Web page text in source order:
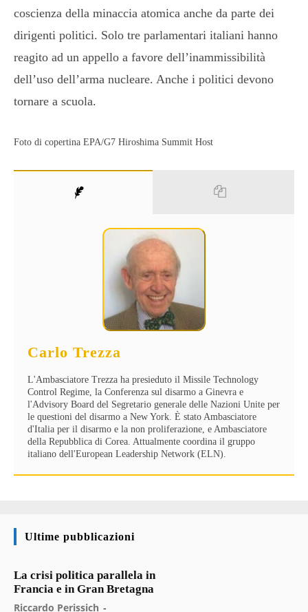
coscienza della minaccia atomica anche da parte dei
dirigenti politici. Solo tre parlamentari italiani hanno
reagito ad un appello a favore dell’inammissibilità
dell’uso dell’arma nucleare. Anche i politici devono
tornare a scuola.
Foto di copertina EPA/G7 Hiroshima Summit Host
Carlo Trezza
L'Ambasciatore Trezza ha presieduto il Missile Technology
Control Regime, la Conferenza sul disarmo a Ginevra e
l'Advisory Board del Segretario generale delle Nazioni Unite per
le questioni del disarmo a New York. È stato Ambasciatore
d'Italia per il disarmo e la non proliferazione, e Ambasciatore
della Repubblica di Corea. Attualmente coordina il gruppo
italiano dell'European Leadership Network (ELN).
Ultime pubblicazioni
La crisi politica parallela in
Francia e in Gran Bretagna
Riccardo Perissich -